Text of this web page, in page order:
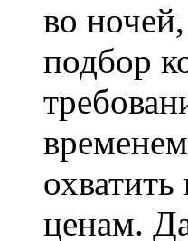
во
подбор
ценам.